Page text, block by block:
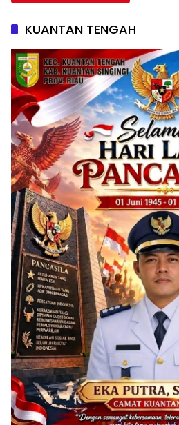
KUANTAN TENGAH